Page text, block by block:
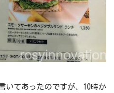
いてあったのですが、10時か